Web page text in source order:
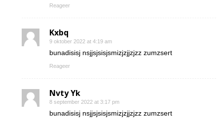
Reageer
Kxbq
9 oktober 2022 at 4:19 am
bunadisisj nsjjsjsisjsmizjzjjzjzz zumzsert
Reageer
Nvty Yk
8 september 2022 at 3:17 pm
bunadisisj nsjjsjsisjsmizjzjjzjzz zumzsert